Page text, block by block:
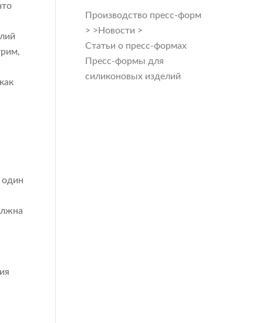
Производство пресс-форм
>
Статьи о пресс-формах
> Новости >
Пресс-формы для
силиконовых изделий